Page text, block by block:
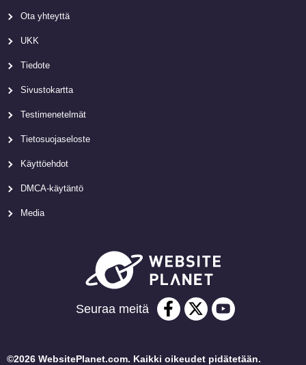
Ota yhteyttä
UKK
Tiedote
Sivustokartta
Testimenetelmät
Tietosuojaseloste
Käyttöehdot
DMCA-käytäntö
Media
Seuraa meitä
©2026 WebsitePlanet.com. Kaikki oikeudet pidätetään.